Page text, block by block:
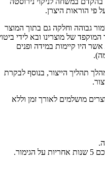
גבוהה וחלקה גם בתוך המוצר
של מוצרינו ובא לידי ביטוי
היו קיימות במידה ופנים
תהליך הייצור, בנוסף לבקרת
מושלמים לאורך זמן וללא